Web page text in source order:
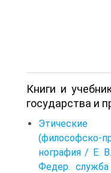
Книги и
государства и
Этические
(философско-
нография / Е.
Федер. служба